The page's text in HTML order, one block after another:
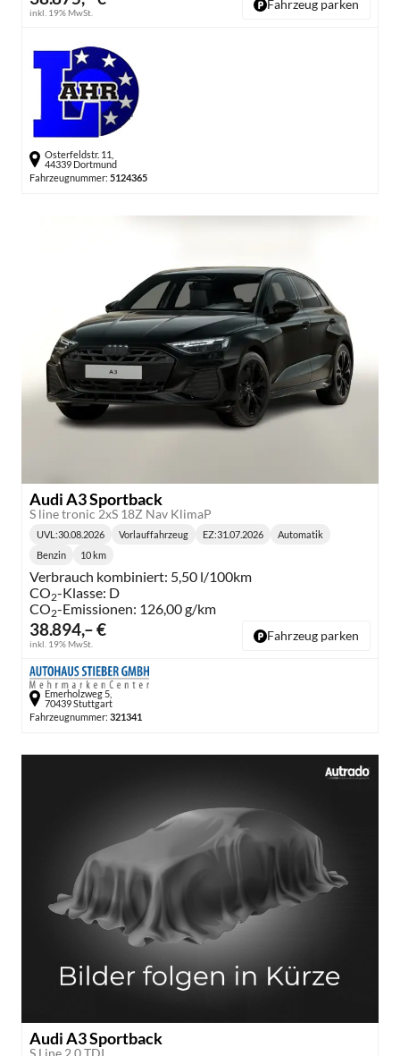
inkl. 19% MwSt.
Fahrzeug parken
Osterfeldstr. 11,
44339 Dortmund
Fahrzeugnummer: 5124365
Audi A3 Sportback
S line tronic 2xS 18Z Nav KlimaP
38.894,– €
inkl. 19% MwSt.
UVL :30.08.2026 Vorlauffahrzeug EZ:31.07.2026 Automatik
Benzin 10 km
Verbrauch kombiniert: 5,50 l/100km
CO2-Klasse: D
CO2-Emissionen: 126,00 g/km
Fahrzeug parken
Emerholzweg 5,
70439 Stuttgart
Fahrzeugnummer: 321341
Audi A3 Sportback